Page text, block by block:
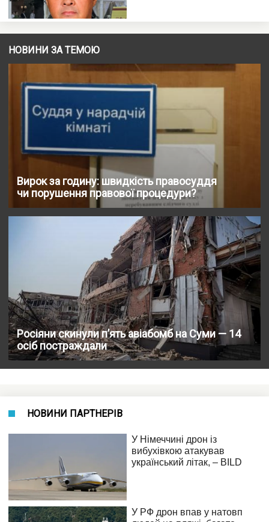
НОВИНИ ЗА ТЕМОЮ
Вирок за годину: швидкість правосуддя
чи порушення правової процедури?
Росіяни скинули п’ять авіабомб на Суми — 14
осіб постраждали
НОВИНИ ПАРТНЕРІВ